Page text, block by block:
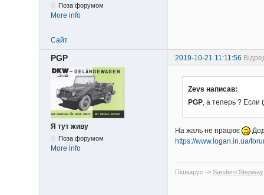
Поза форумом
More info
Сайт
PGP 2019-10-21 11:11:56
Я тут живу
Поза форумом
More info
Zevs написав:
PGP, а теперь ? Если
На жаль не працює
https://www.logan.in.ua/
Пішкарус ->Sandero